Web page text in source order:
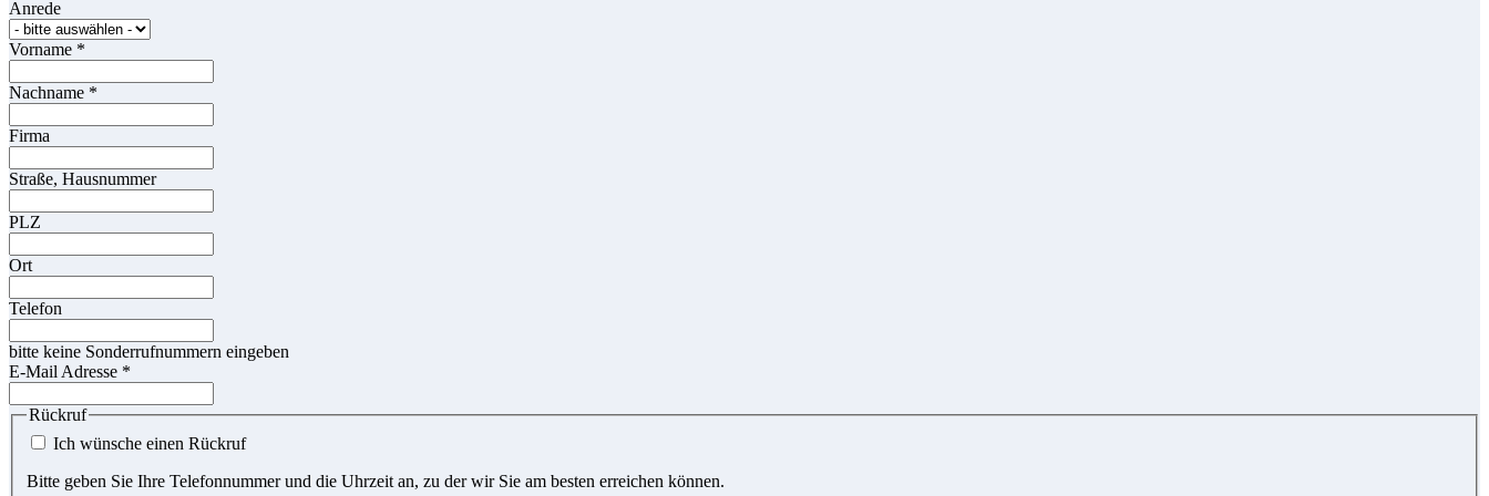
Anrede
Vorname *
Nachname *
Firma
Straße, Hausnummer
PLZ
Ort
Telefon
bitte keine Sonderrufnummern eingeben
E-Mail Adresse *
Rückruf
Ich wünsche einen Rückruf
Bitte geben Sie Ihre Telefonnummer und die Uhrzeit an, zu der wir Sie am besten erreichen können.